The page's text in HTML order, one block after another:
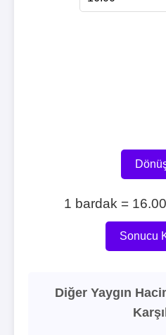
1 bardak =
Sonucu
Diğer Yaygın